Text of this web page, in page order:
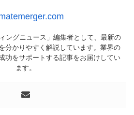
ングニュース」編集者として、最新の
分かりやすく解説しています。業界の
功をサポートする記事をお届けしてい
ます。